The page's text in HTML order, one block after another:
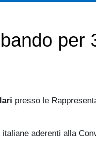
per
presso le
aderenti alla